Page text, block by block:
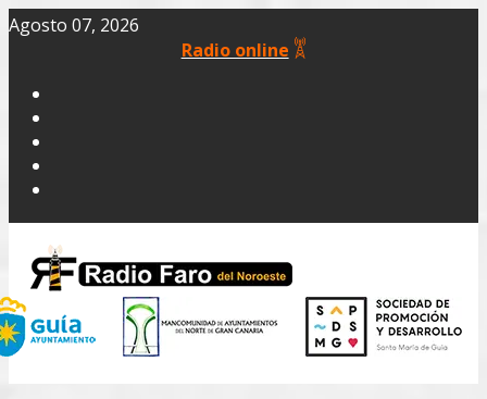
Agosto 07, 2026
Radio online